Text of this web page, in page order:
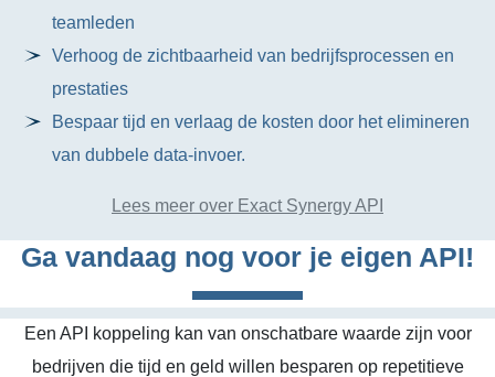
teamleden
Verhoog de zichtbaarheid van bedrijfsprocessen en
prestaties
Bespaar tijd en verlaag de kosten door het elimineren
van dubbele data-invoer.
Lees meer over Exact Synergy API
Ga vandaag nog voor je eigen API!
Een API koppeling kan van onschatbare waarde zijn voor
bedrijven die tijd en geld willen besparen op repetitieve